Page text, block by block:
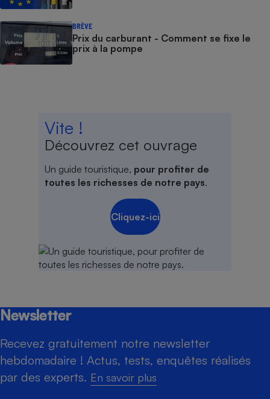
BRÈVE
Prix du carburant - Comment se fixe le
prix à la pompe
Vite !
Découvrez cet ouvrage
Un guide touristique, pour profiter de
toutes les richesses de notre pays.
Cliquez-ici
Newsletter
Recevez gratuitement notre newsletter
hebdomadaire ! Actus, tests, enquêtes réalisés
par des experts. En savoir plus